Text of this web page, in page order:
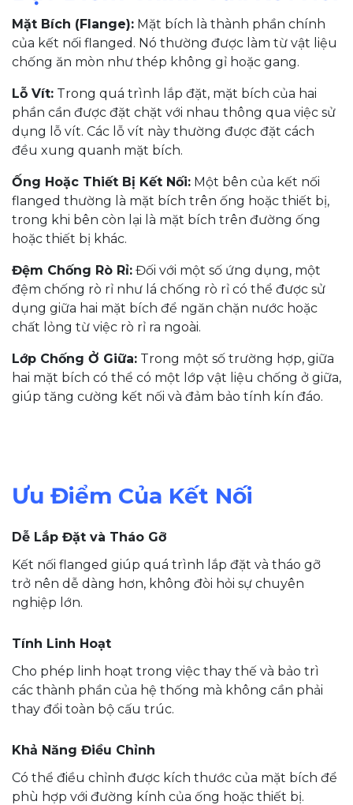
Mặt Bích (Flange): Mặt bích là thành phần chính
của kết nối flanged. Nó thường được làm từ vật liệu
chống ăn mòn như thép không gỉ hoặc gang.
Lỗ Vít: Trong quá trình lắp đặt, mặt bích của hai
phần cần được đặt chặt với nhau thông qua việc sử
dụng lỗ vít. Các lỗ vít này thường được đặt cách
đều xung quanh mặt bích.
Ống Hoặc Thiết Bị Kết Nối: Một bên của kết nối
flanged thường là mặt bích trên ống hoặc thiết bị,
trong khi bên còn lại là mặt bích trên đường ống
hoặc thiết bị khác.
Đệm Chống Rò Rỉ: Đối với một số ứng dụng, một
đệm chống rò rỉ như lá chống rò rỉ có thể được sử
dụng giữa hai mặt bích để ngăn chặn nước hoặc
chất lỏng từ việc rò rỉ ra ngoài.
Lớp Chống Ở Giữa: Trong một số trường hợp, giữa
hai mặt bích có thể có một lớp vật liệu chống ở giữa,
giúp tăng cường kết nối và đảm bảo tính kín đáo.
Ưu Điểm Của Kết Nối
Dễ Lắp Đặt và Tháo Gỡ
Kết nối flanged giúp quá trình lắp đặt và tháo gỡ
trở nên dễ dàng hơn, không đòi hỏi sự chuyên
nghiệp lớn.
Tính Linh Hoạt
Cho phép linh hoạt trong việc thay thế và bảo trì
các thành phần của hệ thống mà không cần phải
thay đổi toàn bộ cấu trúc.
Khả Năng Điều Chỉnh
Có thể điều chỉnh được kích thước của mặt bích để
phù hợp với đường kính của ống hoặc thiết bị.